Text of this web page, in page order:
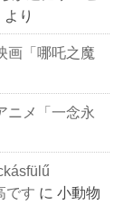
より
画「哪吒之魔
ニメ「一念永
です に小動物